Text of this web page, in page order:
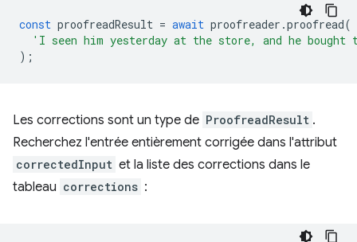
const proofreadResult = await proofreader .proofread(
'I seen him yesterday at the store, and he
);
Les corrections sont un type de ProofreadResult .
Recherchez l'entrée entièrement corrigée dans l'attribut
correctedInput et la liste des corrections dans le
tableau corrections :